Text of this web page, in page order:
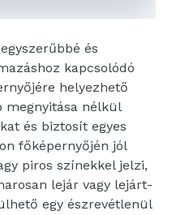
és
kapcsolódó
helyezhető
megnyitása nélkül
és biztosít egyes
főképernyőjén jól
piros színekkel jelzi,
lejár vagy lejárt-
egy észrevétlenül